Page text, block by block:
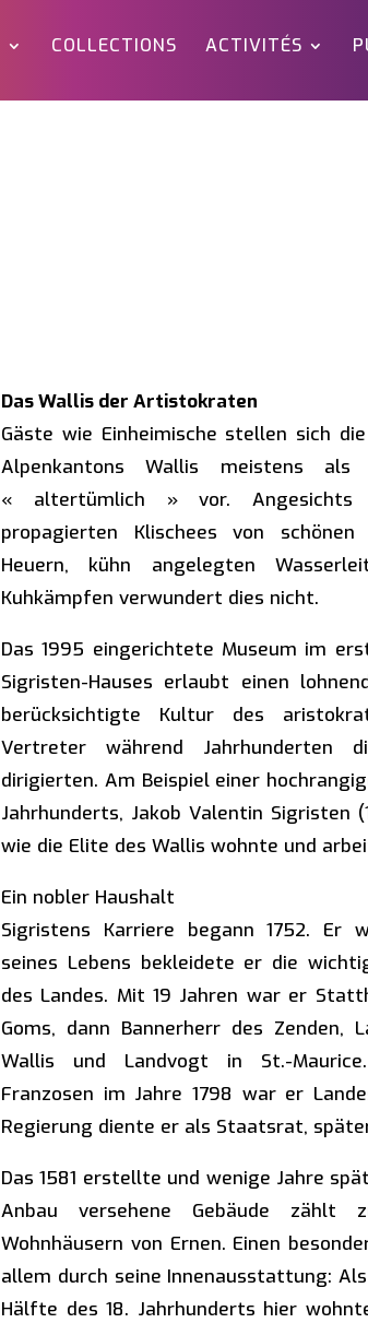
COLLECTIONS ACTIVITÉS
Das Wallis der Artistokraten
Gäste wie Einheimische stellen sich
Alpenkantons Wallis meistens
« altertümlich » vor. Angesichts
propagierten Klischees von schönen
Heuern, kühn angelegten
Kuhkämpfen verwundert dies nicht.
Das 1995 eingerichtete Museum im
Sigristen-Hauses erlaubt einen
berücksichtigte Kultur des
Vertreter während Jahrhunderten
dirigierten. Am Beispiel einer
Jahrhunderts, Jakob Valentin Sigristen
wie die Elite des Wallis wohnte und
Ein nobler Haushalt
Sigristens Karriere begann 1752. Er
seines Lebens bekleidete er die
des Landes. Mit 19 Jahren war er
Goms, dann Bannerherr des Zenden,
Wallis und Landvogt in St.-
Franzosen im Jahre 1798 war er
Regierung diente er als Staatsrat,
Das 1581 erstellte und wenige Jahre
Anbau versehene Gebäude zählt
Wohnhäusern von Ernen. Einen
allem durch seine Innenausstattung:
Hälfte des 18. Jahrhunderts hier